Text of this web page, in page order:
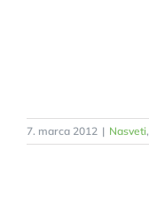
7. marca 2012 | Nasveti,